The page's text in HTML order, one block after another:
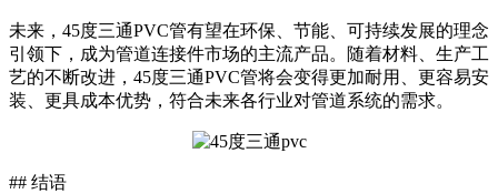
未来，45度三通PVC管有望在环保、节能、可持续发展的理念
引领下，成为管道连接件市场的主流产品。随着材料、生产工
艺的不断改进，45度三通PVC管将会变得更加耐用、更容易安
装、更具成本优势，符合未来各行业对管道系统的需求。
## 结语